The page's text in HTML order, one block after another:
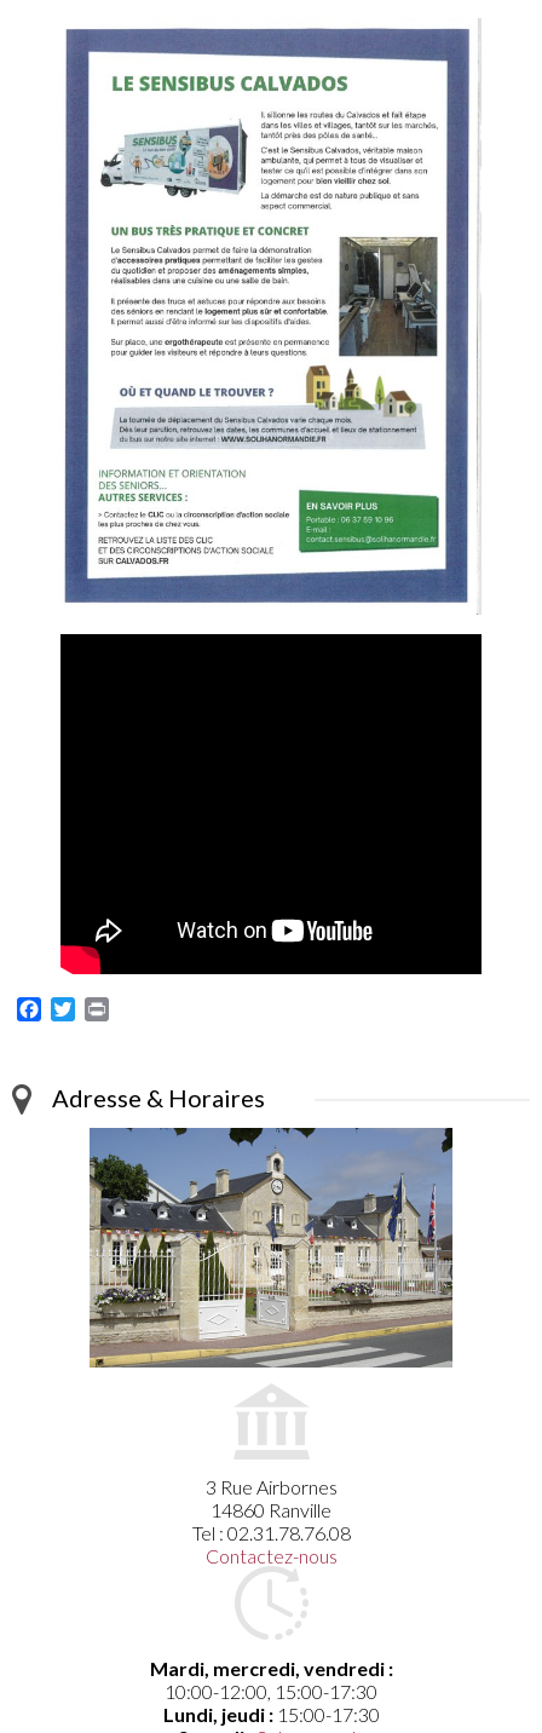
Facebook
Twitter
Adresse & Horaires
3 Rue Airbornes
14860 Ranville
Tel : 02.31.78.76.08
Contactez-nous
Mardi, mercredi, vendredi :
10:00-12:00, 15:00-17:30
Lundi, jeudi :15:00-17:30